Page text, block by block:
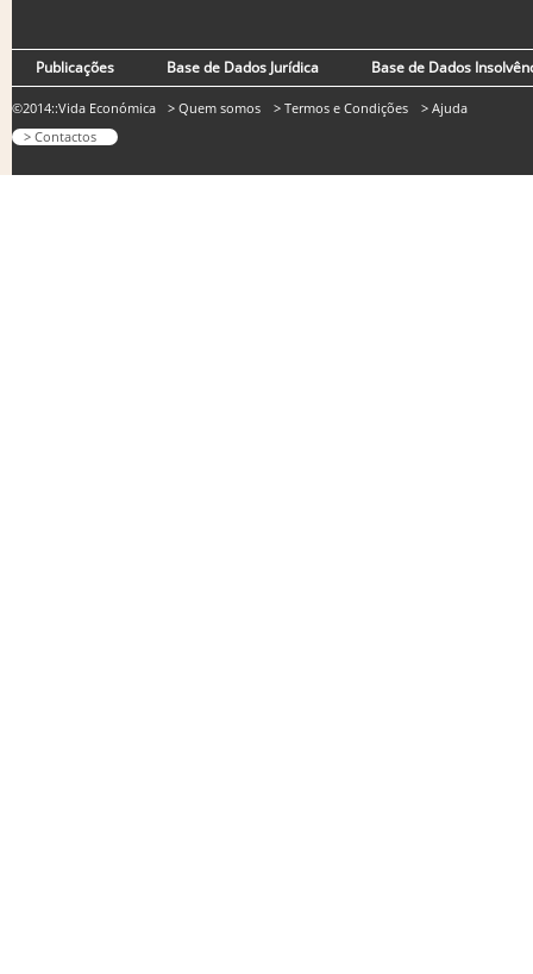
Publicações Base de Dados Jurídica Base de Dados
©2014::Vida Económica
> Contactos
> Quem somos > Termos e Condições > Ajuda